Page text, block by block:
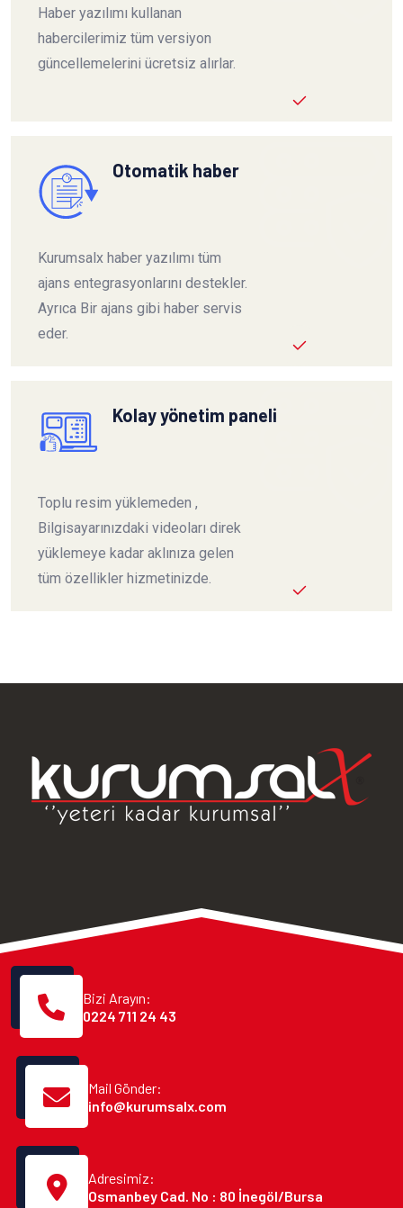
Haber yazılımı kullanan
habercilerimiz tüm versiyon
güncellemelerini ücretsiz alırlar.
Otomatik haber
Kurumsalx haber yazılımı tüm
ajans entegrasyonlarını destekler.
Ayrıca Bir ajans gibi haber servis
eder.
Kolay yönetim paneli
Toplu resim yüklemeden ,
Bilgisayarınızdaki videoları direk
yüklemeye kadar aklınıza gelen
tüm özellikler hizmetinizde.
Bizi Arayın:
0224 711 24 43
Mail Gönder:
info@kurumsalx.com
Adresimiz:
Osmanbey Cad. No : 80 İnegöl/Bursa